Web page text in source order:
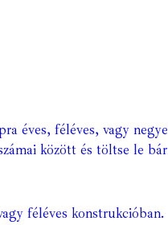
éves, féléves, vagy
között és töltse le
féléves konstrukcióban.